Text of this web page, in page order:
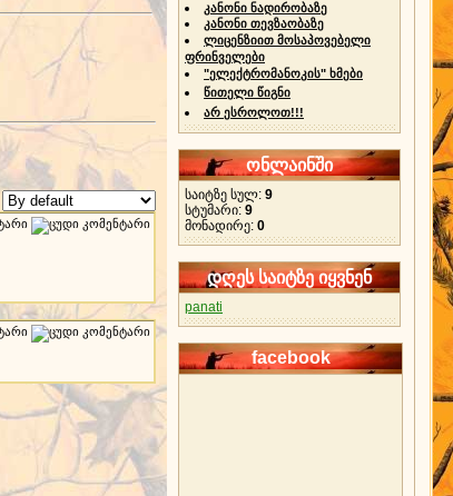
კანონი ნადირობაზე
კანონი თევზაობაზე
ლიცენზიით მოსაპოვებელი
ფრინველები
"ელექტრომანოკის" ხმები
წითელი წიგნი
არ ესროლოთ!!!
ონლაინში
საიტზე სულ: 9
სტუმარი: 9
მონადირე: 0
დღეს საიტზე იყვნენ
panati
facebook